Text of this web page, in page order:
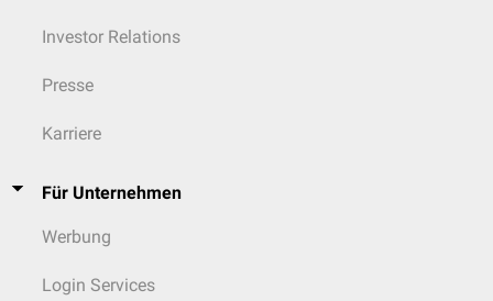
Investor Relations
Presse
Karriere
Für Unternehmen
Werbung
Login Services